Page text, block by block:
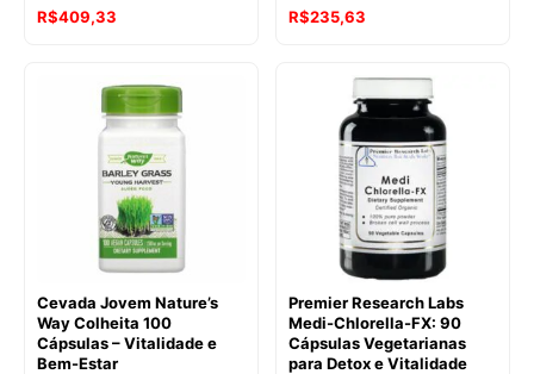
R$409,33
R$235,63
Cevada Jovem Nature’s
Way Colheita 100
Cápsulas – Vitalidade e
Bem-Estar
Premier Research Labs
Medi-Chlorella-FX: 90
Cápsulas Vegetarianas
para Detox e Vitalidade